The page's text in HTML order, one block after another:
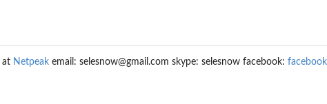
at Netpeak email: selesnow@gmail.com skype: selesnow facebook: